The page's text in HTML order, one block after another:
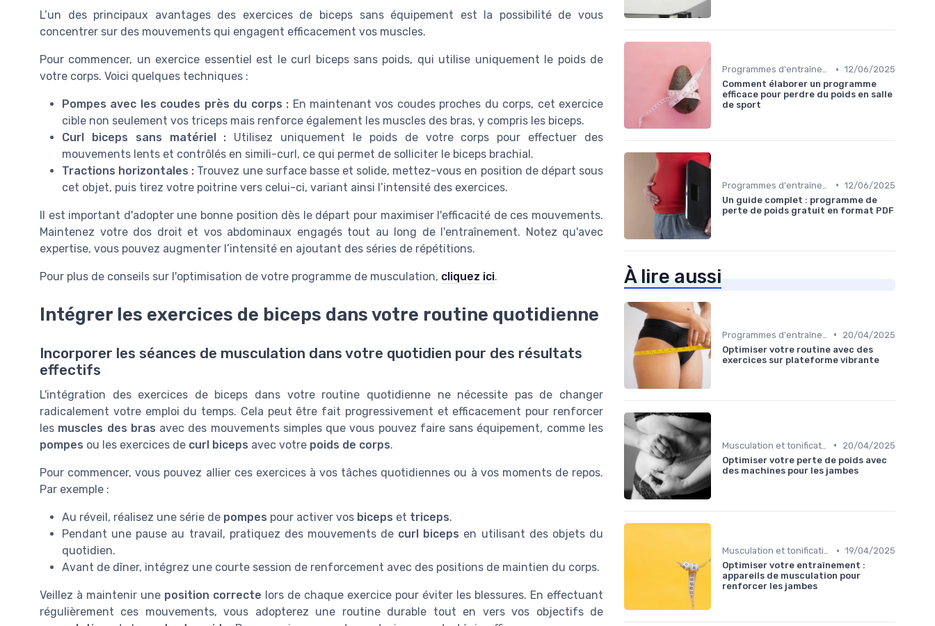
L’un des principaux avantages des exercices de biceps sans équipement est la possibilité de vous
concentrer sur des mouvements qui engagent efficacement vos muscles.
Pour commencer, un exercice essentiel est le curl biceps sans poids, qui utilise uniquement le poids de
votre corps. Voici quelques techniques :
Pompes avec les coudes près du corps : En maintenant vos coudes proches du corps, cet exercice
cible non seulement vos triceps mais renforce également les muscles des bras, y compris les biceps.
Curl biceps sans matériel : Utilisez uniquement le poids de votre corps pour effectuer des
mouvements lents et contrôlés en simili-curl, ce qui permet de solliciter le biceps brachial.
Tractions horizontales : Trouvez une surface basse et solide, mettez-vous en position de départ sous
cet objet, puis tirez votre poitrine vers celui-ci, variant ainsi l’intensité des exercices.
Il est important d'adopter une bonne position dès le départ pour maximiser l'efficacité de ces mouvements.
Maintenez votre dos droit et vos abdominaux engagés tout au long de l'entraînement. Notez qu'avec
expertise, vous pouvez augmenter l’intensité en ajoutant des séries de répétitions.
Pour plus de conseils sur l'optimisation de votre programme de musculation, cliquez ici.
Intégrer les exercices de biceps dans votre routine quotidienne
Incorporer les séances de musculation dans votre quotidien pour des résultats
effectifs
L'intégration des exercices de biceps dans votre routine quotidienne ne nécessite pas de changer
radicalement votre emploi du temps. Cela peut être fait progressivement et efficacement pour renforcer
les muscles des bras avec des mouvements simples que vous pouvez faire sans équipement, comme les
pompes ou les exercices de curl biceps avec votre poids de corps.
Pour commencer, vous pouvez allier ces exercices à vos tâches quotidiennes ou à vos moments de repos.
Par exemple :
Au réveil, réalisez une série de pompes pour activer vos biceps et triceps.
Pendant une pause au travail, pratiquez des mouvements de curl biceps en utilisant des objets du
quotidien.
Avant de dîner, intégrez une courte session de renforcement avec des positions de maintien du corps.
Veillez à maintenir une position correcte lors de chaque exercice pour éviter les blessures. En effectuant
régulièrement ces mouvements, vous adopterez une routine durable tout en vers vos objectifs de
Programmes d'entraînement • 12/06/2025
Comment élaborer un programme
efficace pour perdre du poids en salle
de sport
• 12/06/2025
Un guide complet : programme de
perte de poids gratuit en format PDF
À lire aussi
•
20/04/2025
Optimiser votre routine avec des
exercices sur plateforme vibrante
•
20/04/2025
Optimiser votre perte de poids avec
des machines pour les jambes
Musculation et tonification • 19/04/2025
Optimiser votre entraînement :
appareils de musculation pour
renforcer les jambes